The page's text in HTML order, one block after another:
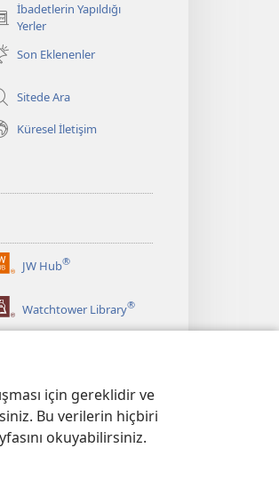
için gereklidir ve
Bu verilerin hiçbiri
okuyabilirsiniz.
İbadetlerin Yapıldığı
Yerler
Son Eklenenler
Sitede Ara
Küresel İletişim
JW Hub®
Watchtower Library®